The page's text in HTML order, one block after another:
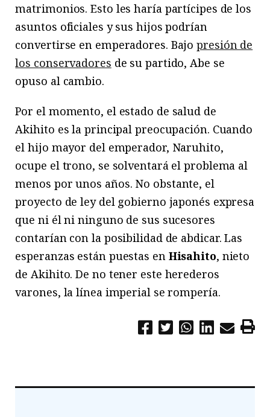
matrimonios. Esto les haría partícipes de los
asuntos oficiales y sus hijos podrían
convertirse en emperadores. Bajopresión de
los conservadores de su partido, Abe se
opuso al cambio.
Por el momento, el estado de salud de
Akihito es la principal preocupación. Cuando
el hijo mayor del emperador, Naruhito,
ocupe el trono, se solventará el problema al
menos por unos años. No obstante, el
proyecto de ley del gobierno japonés expresa
que ni él ni ninguno de sus sucesores
contarían con la posibilidad de abdicar. Las
esperanzas están puestas en Hisahito, nieto
de Akihito. De no tener este herederos
varones, la línea imperial se rompería.